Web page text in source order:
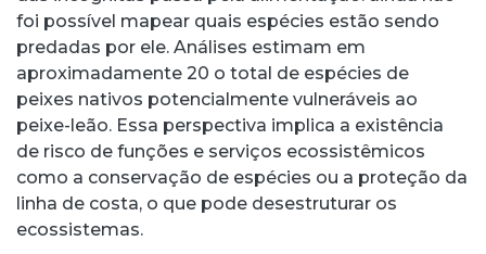
foi possível mapear quais espécies estão sendo
predadas por ele. Análises estimam em
aproximadamente 20 o total de espécies de
peixes nativos potencialmente vulneráveis ao
peixe-leão. Essa perspectiva implica a existência
de risco de funções e serviços ecossistêmicos
como a conservação de espécies ou a proteção da
linha de costa, o que pode desestruturar os
ecossistemas.